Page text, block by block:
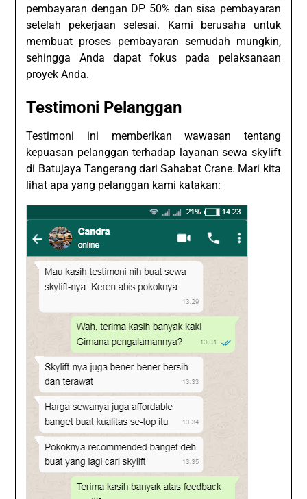
pembayaran dengan DP 50% dan sisa pembayaran
setelah pekerjaan selesai. Kami berusaha untuk
membuat proses pembayaran semudah mungkin,
sehingga Anda dapat fokus pada pelaksanaan
proyek Anda.
Testimoni Pelanggan
Testimoni ini memberikan wawasan tentang
kepuasan pelanggan terhadap layanan sewa skylift
di Batujaya Tangerang dari Sahabat Crane. Mari kita
lihat apa yang pelanggan kami katakan: